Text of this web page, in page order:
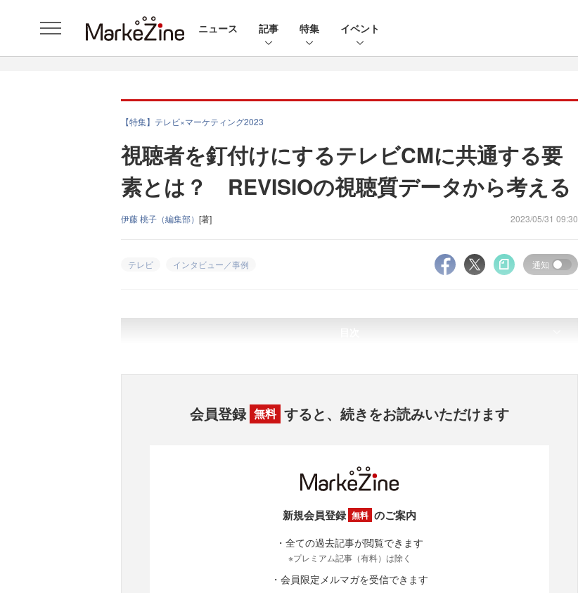
ニュース 記事 特集 イベント
【特集】テレビ×マーケティング2023
視聴者を釘付けにするテレビCMに共通する要
素とは？ REVISIOの視聴質データから考える
伊藤 桃子（編集部） [著] 2023/05/31 09:30
テレビ インタビュー／事例 通知
会員登録 無料 すると、続きをお読みいただけます
新規会員登録 無料 のご案内
・全ての過去記事が閲覧できます
※プレミアム記事（有料）は除く
・会員限定メルマガを受信できます